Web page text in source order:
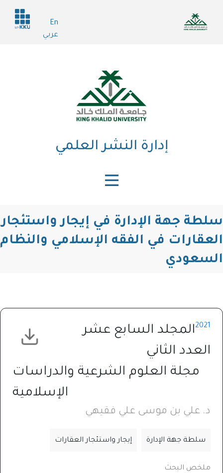
المحتوى
En
عربي
Header
services
إدارة النشر العلمي
سلطة جهة الإدارة في إيجار واستئجار
العقارات في الفقه الإسلامي والنظام
السعودي
2021المجلد السابع عشر
العدد الثاني
مجلة العلوم الشرعية والدراسات
الإسلامية
د. علي بن موسى علي فقيهي
سلطة جهة الإدارة إيجار واستئجار العقارات
ملخص البحث